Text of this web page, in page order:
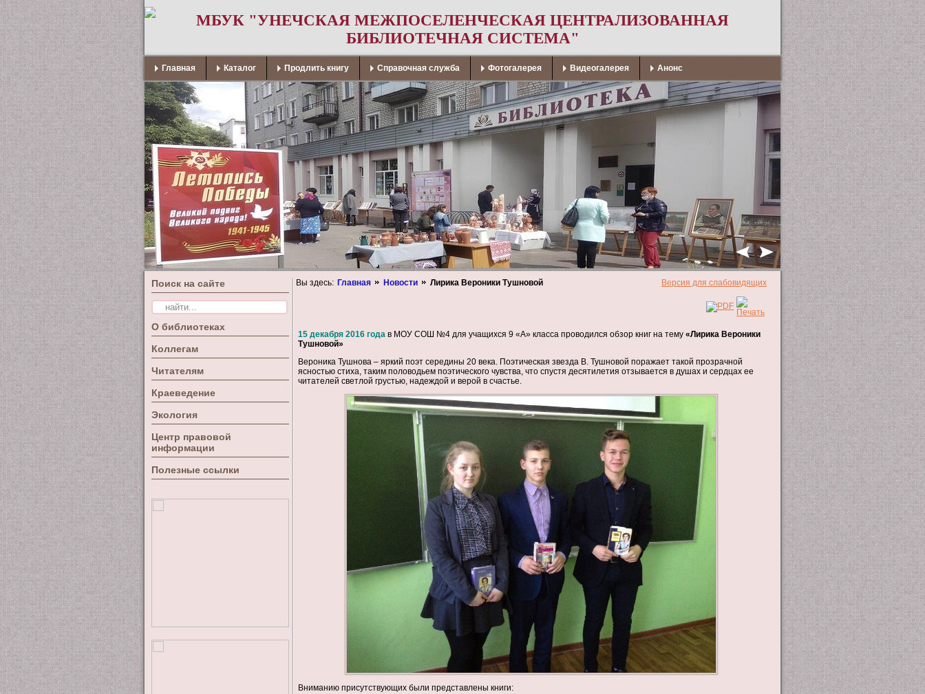
МБУК "УНЕЧСКАЯ МЕЖПОСЕЛЕНЧЕСКАЯ ЦЕНТРАЛИЗОВАННАЯ
БИБЛИОТЕЧНАЯ СИСТЕМА"
Главная Каталог Продлить книгу Справочная служба Фотогалерея Видеогалерея Анонс
Поиск на сайте
О библиотеках
Коллегам
Читателям
Краеведение
Экология
Центр правовой
информации
Полезные ссылки
Вы здесь: Главная Новости Лирика Вероники Тушновой Версия для слабовидящих
15 декабря 2016 года в МОУ СОШ №4 для учащихся 9 «А» класса проводился обзор книг на тему «Лирика Вероники
Тушновой»
Вероника Тушнова – яркий поэт середины 20 века. Поэтическая звезда В. Тушновой поражает такой прозрачной
ясностью стиха, таким половодьем поэтического чувства, что спустя десятилетия отзывается в душах и сердцах ее
читателей светлой грустью, надеждой и верой в счастье.
Вниманию присутствующих были представлены книги: